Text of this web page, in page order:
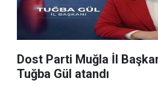
Dost Parti Muğla İl
Tuğba Gül atandı